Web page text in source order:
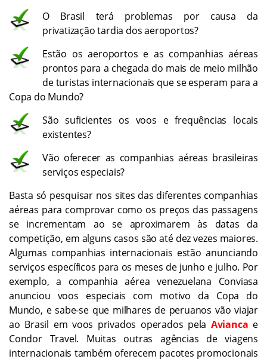
O Brasil terá problemas por causa da
privatização tardia dos aeroportos?
Estão os aeroportos e as companhias aéreas
prontos para a chegada do mais de meio milhão
de turistas internacionais que se esperam para a
Copa do Mundo?
São suficientes os voos e frequências locais
existentes?
Vão oferecer as companhias aéreas brasileiras
serviços especiais?
Basta só pesquisar nos sites das diferentes companhias
aéreas para comprovar como os preços das passagens
se incrementam ao se aproximarem às datas da
competição, em alguns casos são até dez vezes maiores.
Algumas companhias internacionais estão anunciando
serviços específicos para os meses de junho e julho. Por
exemplo, a companhia aérea venezuelana Conviasa
anunciou voos especiais com motivo da Copa do
Mundo, e sabe-se que milhares de peruanos vão viajar
ao Brasil em voos privados operados pela Avianca e
Condor Travel. Muitas outras agências de viagens
internacionais também oferecem pacotes promocionais